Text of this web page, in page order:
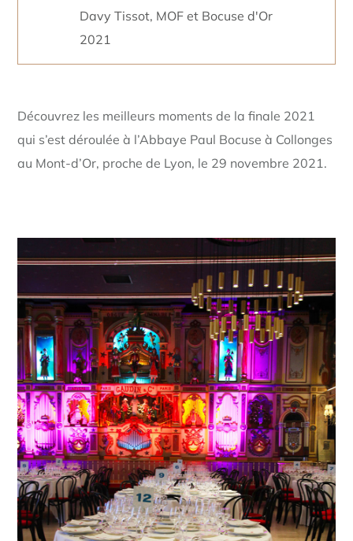
Davy Tissot, MOF et Bocuse d'Or
2021
Découvrez les meilleurs moments de la finale 2021
qui s’est déroulée à l’Abbaye Paul Bocuse à Collonges
au Mont-d’Or, proche de Lyon, le 29 novembre 2021.